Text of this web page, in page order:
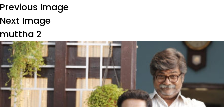
Previous Image
Next Image
muttha 2